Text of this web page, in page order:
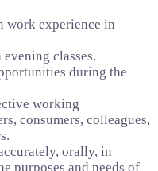
work experience in
classes.
during the
working
consumers, colleagues,
orally, in
purposes and needs of